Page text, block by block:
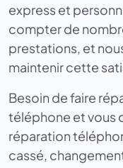
express et
compter de
prestations, et
maintenir cette
Besoin de faire
téléphone et vous
réparation
cassé,